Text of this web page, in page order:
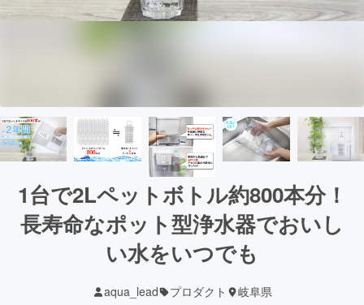
1台で2Lペットボトル約800本分！
長寿命なポット型浄水器でおいし
い水をいつでも
aqua_lead プロダクト 岐阜県